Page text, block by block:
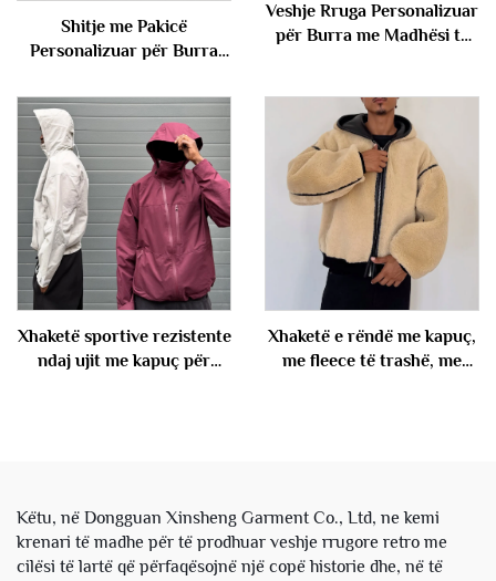
Shitje me Pakicë
Personalizuar për Burra
Pëlhurë Patches
Windbreaker nga Pambuk
Poliester Nilon Veshje
Sportive me Jakë me Cipë
dhe Shorte Set
Veshje Rruga Personalizuar
për Burra me Madhësi të
Largesha Gjuazë Rënjë
Pantallona për Burra
Xhaketë sportive rezistente
ndaj ujit me kapuç për
Xhaketë e rëndë me kapuç,
me fleece të trashë, me
Këtu, në Dongguan Xinsheng Garment Co., Ltd, ne kemi
krenari të madhe për të prodhuar veshje rrugore retro me
cilësi të lartë që përfaqësojnë një copë historie dhe, në të